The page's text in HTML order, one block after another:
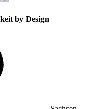
by Design